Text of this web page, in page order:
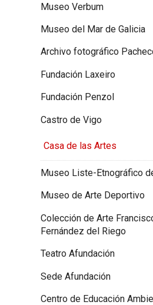
Museo Verbum
Museo del Mar de Galicia
Archivo fotográfico
Fundación Laxeiro
Fundación Penzol
Castro de Vigo
Casa de las Artes
Museo Liste-Etnográfico
Museo de Arte Deportivo
Colección de Arte
Fernández del Riego
Teatro Afundación
Sede Afundación
Centro de Educación